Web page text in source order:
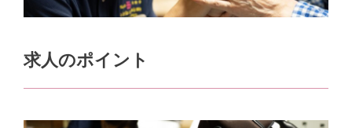
求人のポイント